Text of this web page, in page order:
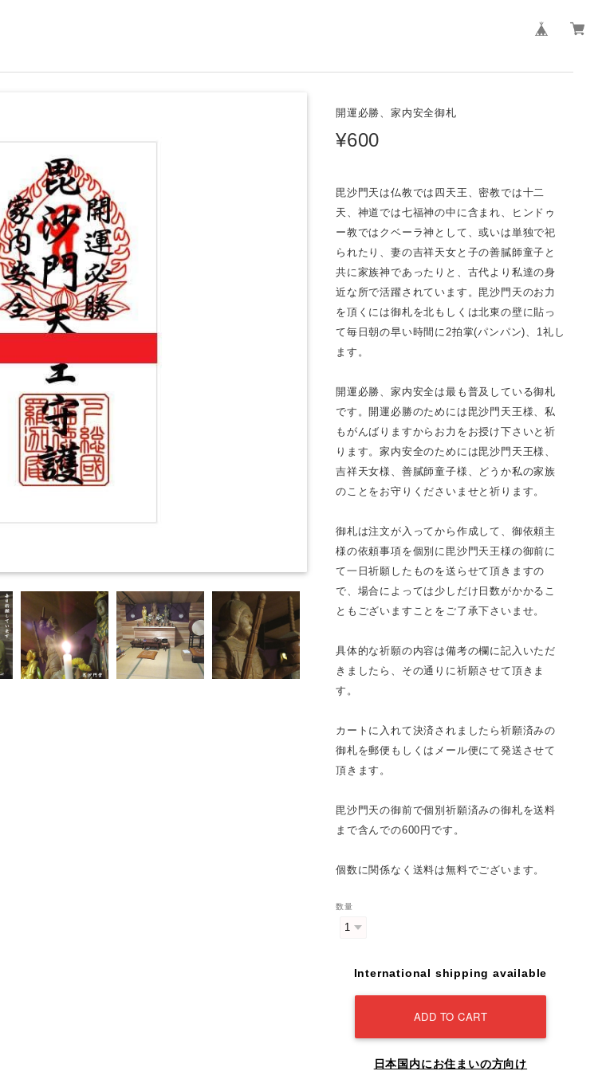
開運必勝、家内安全御札
¥600
毘沙門天は仏教では四天王、密教では十二
天、神道では七福神の中に含まれ、ヒンドゥ
ー教ではクベーラ神として、或いは単独で祀
られたり、妻の吉祥天女と子の善膩師童子と
共に家族神であったりと、古代より私達の身
近な所で活躍されています。毘沙門天のお力
を頂くには御札を北もしくは北東の壁に貼っ
て毎日朝の早い時間に2拍掌(パンパン)、1礼し
ます。
開運必勝、家内安全は最も普及している御札
です。開運必勝のためには毘沙門天王様、私
もがんばりますからお力をお授け下さいと祈
ります。家内安全のためには毘沙門天王様、
吉祥天女様、善膩師童子様、どうか私の家族
のことをお守りくださいませと祈ります。
御札は注文が入ってから作成して、御依頼主
様の依頼事項を個別に毘沙門天王様の御前に
て一日祈願したものを送らせて頂きますの
で、場合によっては少しだけ日数がかかるこ
ともございますことをご了承下さいませ。
具体的な祈願の内容は備考の欄に記入いただ
きましたら、その通りに祈願させて頂きま
す。
カートに入れて決済されましたら祈願済みの
御札を郵便もしくはメール便にて発送させて
頂きます。
毘沙門天の御前で個別祈願済みの御札を送料
まで含んでの600円です。
個数に関係なく送料は無料でございます。
数量
International shipping available
ADD TO CART
日本国内にお住まいの方向け